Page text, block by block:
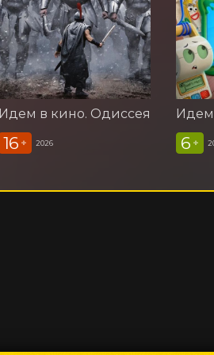
Идем в кино. Одиссея
16 + 2026 6 +